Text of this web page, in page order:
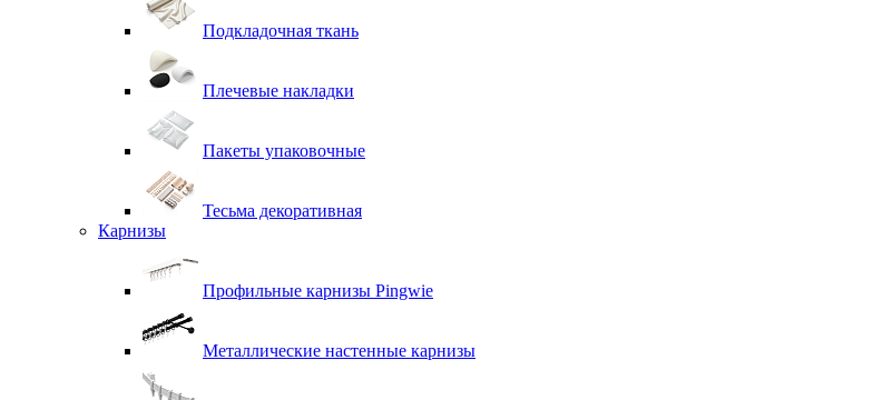
Подкладочная ткань
Плечевые накладки
Пакеты упаковочные
Тесьма декоративная
Карнизы
Профильные карнизы Pingwie
Металлические настенные карнизы